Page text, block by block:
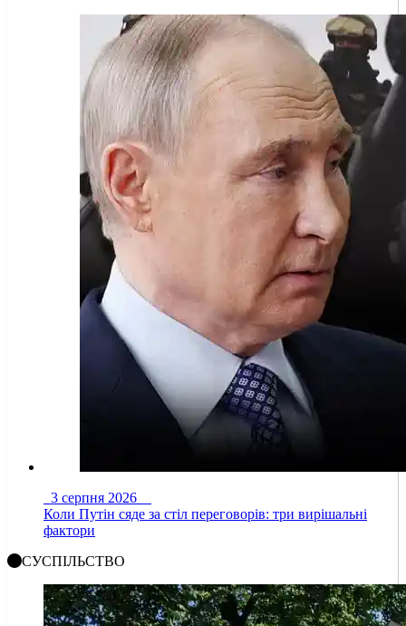
3 серпня 2026
Коли Путін сяде за стіл переговорів: три вирішальні
фактори
СУСПІЛЬСТВО